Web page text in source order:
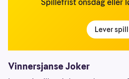
Spillefrist onsdag eller
Lever spill
Vinnersjanse Joker